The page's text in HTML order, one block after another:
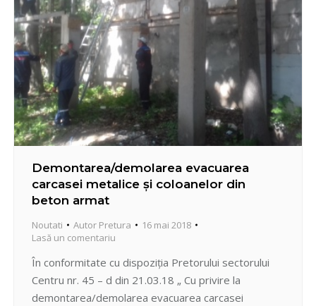
Demontarea/demolarea evacuarea
carcasei metalice și coloanelor din
beton armat
Noutati Autor Pretura
16 mai 2018
Lasă un comentariu
În conformitate cu dispoziția Pretorului sectorului
Centru nr. 45 – d din 21.03.18 „ Cu privire la
demontarea/demolarea evacuarea carcasei